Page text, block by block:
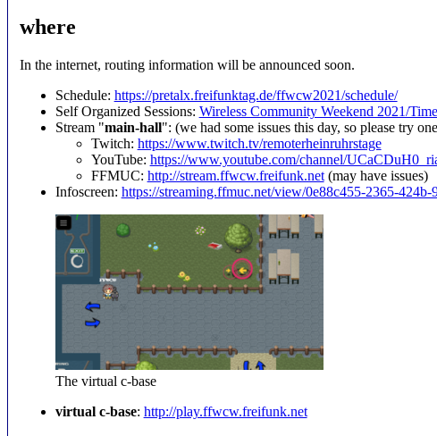
where
In the internet, routing information will be announced soon.
Schedule: https://pretalx.freifunktag.de/ffwcw2021/schedule/
Self Organized Sessions: Wireless Community Weekend 2021/
Stream "main-hall": (we had some issues this day, so please try
Twitch: https://www.twitch.tv/remoterheinruhrstage
YouTube: https://www.youtube.com/channel/
FFMUC: http://stream.ffwcw.freifunk.net(may have issues)
Infoscreen: https://streaming.ffmuc.net/view/0e88c455-2365-424b-
The virtual c-base
virtual c-base: http://play.ffwcw.freifunk.net